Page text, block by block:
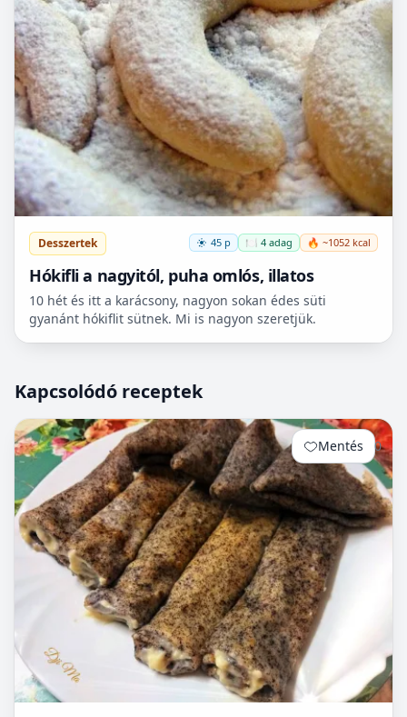
Desszertek 45 p 🍽️ 4 adag 🔥 ~1052 kcal
Hókifli a nagyitól, puha omlós, illatos
10 hét és itt a karácsony, nagyon sokan édes süti
gyanánt hókiflit sütnek. Mi is nagyon szeretjük.
Kapcsolódó receptek
Mentés 0